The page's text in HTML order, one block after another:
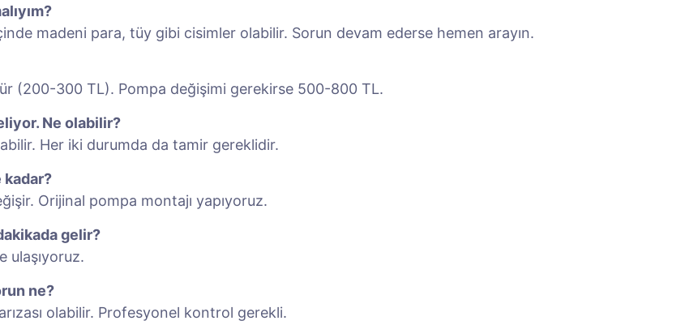
madeni para, tüy gibi cisimler olabilir. Sorun devam ederse hemen arayın.
(200-300 TL). Pompa değişimi gerekirse 500-800 TL.
Ne olabilir?
Her iki durumda da tamir gereklidir.
kadar?
Orijinal pompa montajı yapıyoruz.
gelir?
ulaşıyoruz.
ne?
olabilir. Profesyonel kontrol gerekli.